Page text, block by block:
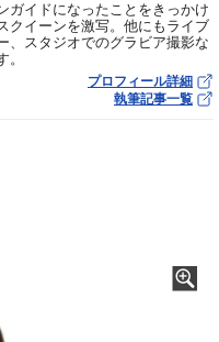
ガイドになったことをきっかけ
クイーンを激写。他にもライブ
、スタジオでのグラビア撮影な
プロフィール詳細
執筆記事一覧